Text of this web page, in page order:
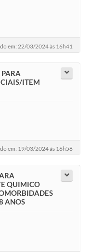
em: 22/03/2024 às 16h41
ITEM
em: 19/03/2024 às 16h58
QUIMICO
ANOS